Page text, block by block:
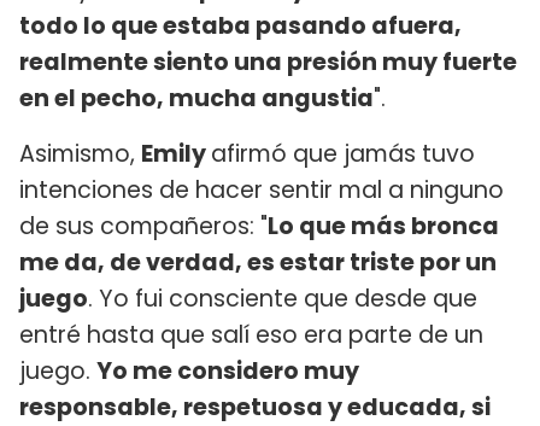
todo lo que estaba pasando afuera,
realmente siento una presión muy fuerte
en el pecho, mucha angustia".
Asimismo, Emilyafirmó que jamás tuvo
intenciones de hacer sentir mal a ninguno
de sus compañeros: "Lo que más bronca
me da, de verdad, es estar triste por un
juego. Yo fui consciente que desde que
entré hasta que salí eso era parte de un
juego. Yo me considero muy
responsable, respetuosa y educada, si